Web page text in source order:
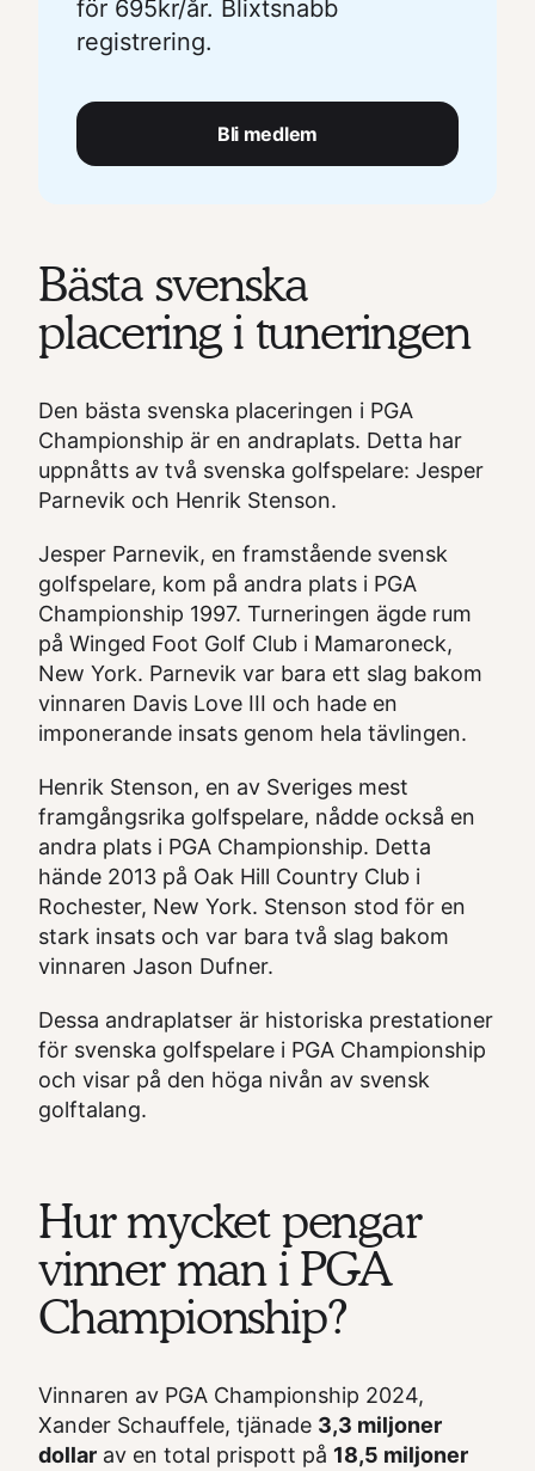
för 695kr/år. Blixtsnabb
registrering.
Bli medlem
Bästa svenska
placering i tuneringen
Den bästa svenska placeringen i PGA
Championship är en andraplats. Detta har
uppnåtts av två svenska golfspelare: Jesper
Parnevik och Henrik Stenson.
Jesper Parnevik, en framstående svensk
golfspelare, kom på andra plats i PGA
Championship 1997. Turneringen ägde rum
på Winged Foot Golf Club i Mamaroneck,
New York. Parnevik var bara ett slag bakom
vinnaren Davis Love III och hade en
imponerande insats genom hela tävlingen.
Henrik Stenson, en av Sveriges mest
framgångsrika golfspelare, nådde också en
andra plats i PGA Championship. Detta
hände 2013 på Oak Hill Country Club i
Rochester, New York. Stenson stod för en
stark insats och var bara två slag bakom
vinnaren Jason Dufner.
Dessa andraplatser är historiska prestationer
för svenska golfspelare i PGA Championship
och visar på den höga nivån av svensk
golftalang.
Hur mycket pengar
vinner man i PGA
Championship?
Vinnaren av PGA Championship 2024,
Xander Schauffele, tjänade 3,3 miljoner
dollar av en total prispott på 18,5 miljoner